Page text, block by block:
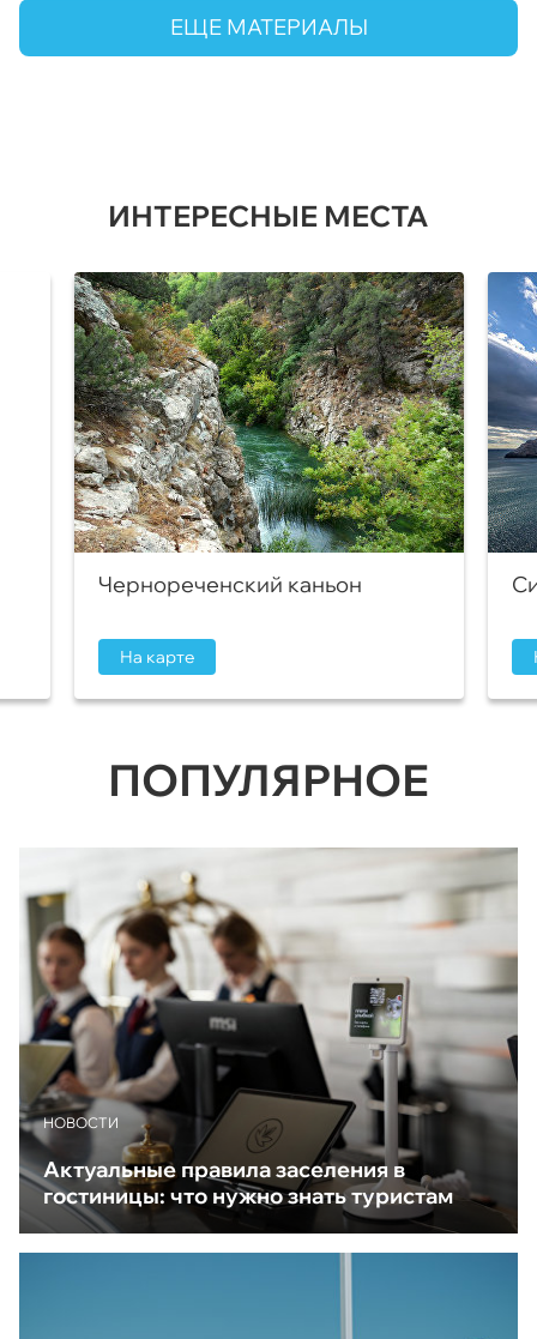
ЕЩЕ МАТЕРИАЛЫ
ИНТЕРЕСНЫЕ МЕСТА
Чернореченский каньон
На карте
ПОПУЛЯРНОЕ
НОВОСТИ
Актуальные правила заселения в
гостиницы: что нужно знать туристам